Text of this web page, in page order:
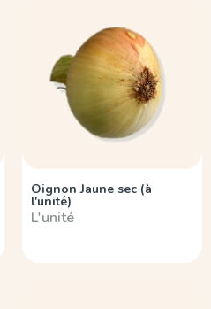
Oignon Jaune sec (à
l'unité)
L'unité